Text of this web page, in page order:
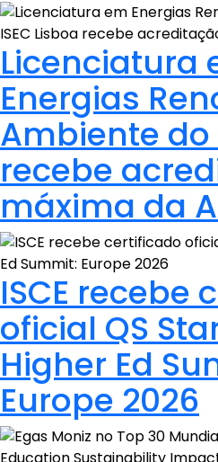
Licenciatura
Energias
Ambiente do
recebe
máxima da
ISCE recebe
oficial QS
Higher Ed
Europe 2026